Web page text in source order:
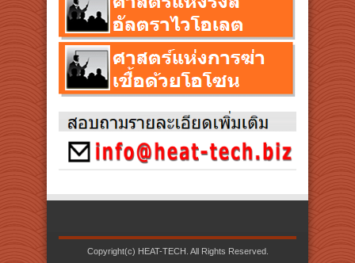
Copyright(c) HEAT-TECH. All Rights Reserved.